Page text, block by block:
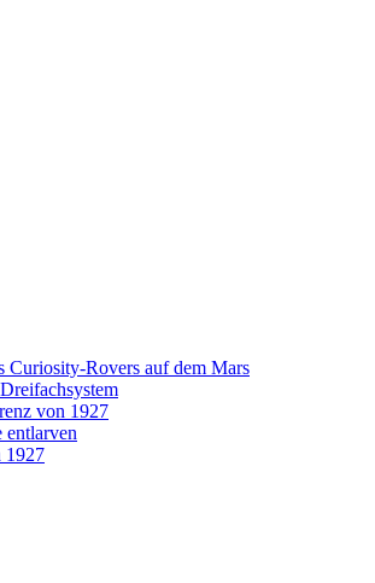
Curiosity-Rovers auf dem Mars
von 1927
entlarven
1927